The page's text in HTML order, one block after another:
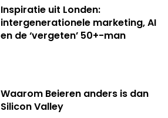
Inspiratie uit Londen:
intergenerationele marketing, AI
en de ‘vergeten’ 50+-man
Waarom Beieren anders is dan
Silicon Valley